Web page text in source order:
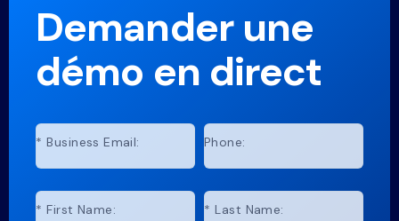
Demander une
démo en direct
* Business Email: Phone:
* First Name: * Last Name: